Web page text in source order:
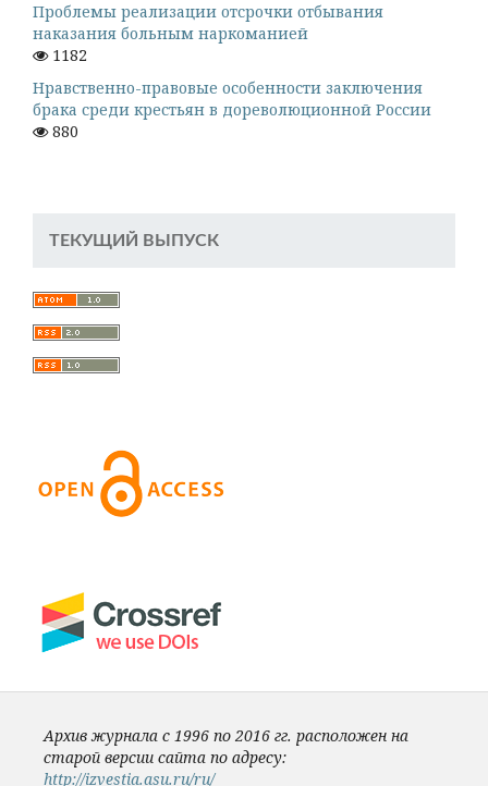
Проблемы реализации отсрочки отбывания
наказания больным наркоманией
1182
Нравственно-правовые особенности заключения
брака среди крестьян в дореволюционной России
880
ТЕКУЩИЙ ВЫПУСК
Архив журнала с 1996 по 2016 гг. расположен на
старой версии сайта по адресу:
http://izvestia.asu.ru/ru/